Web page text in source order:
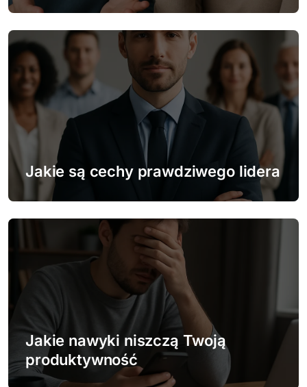
i
s
u
Jakie są cechy prawdziwego lidera
Jakie nawyki niszczą Twoją
produktywność